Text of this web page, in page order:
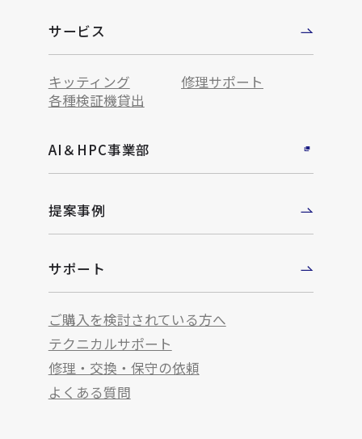
サービス
キッティング
修理サポート
各種検証機貸出
AI＆HPC事業部
提案事例
サポート
ご購入を検討されている方へ
テクニカルサポート
修理・交換・保守の依頼
よくある質問